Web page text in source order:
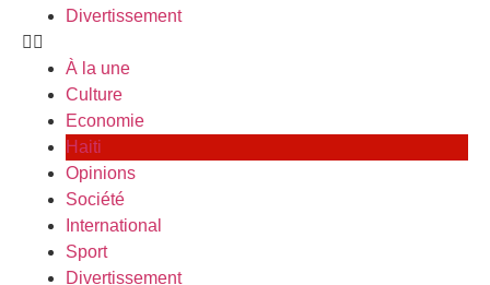
Divertissement
À la une
Culture
Economie
Haiti
Opinions
Société
International
Sport
Divertissement